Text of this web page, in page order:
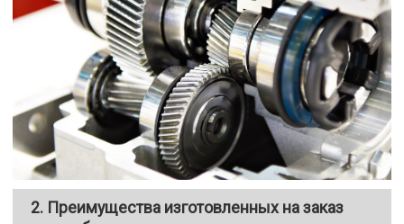
2. Преимущества изготовленных на заказ